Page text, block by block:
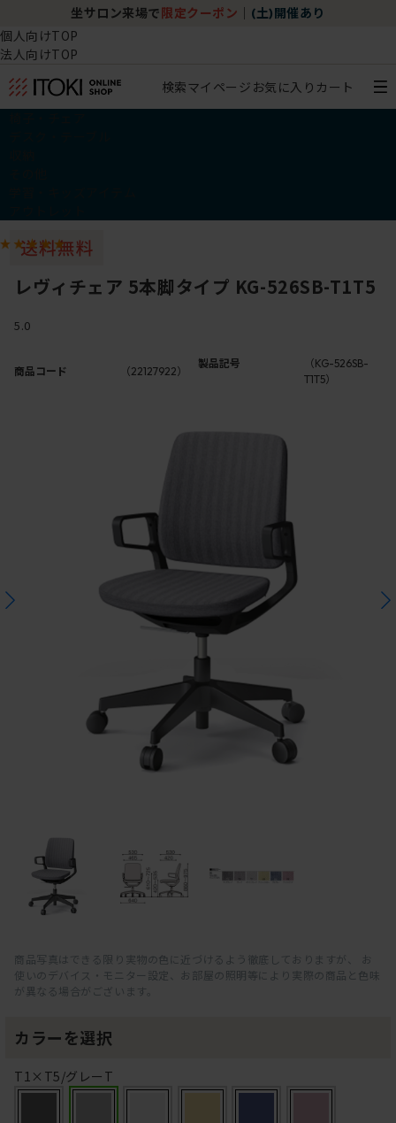
坐サロン来場で 限定クーポン (土)開催あり
個人向けTOP
法人向けTOP
検索マイページ お気に入り カート
レヴィチェア 5本脚タイプ KG-526SB-T1T5
5.0
商品コード （22127922）
製品記号
（KG-526SB-
T1T5）
商品写真はできる限り実物の色に近づけるよう徹底しておりますが、 お
使いのデバイス・モニター設定、お部屋の照明等により実際の商品と色味
が異なる場合がございます。
カラーを選択
T1×T5/グレーT